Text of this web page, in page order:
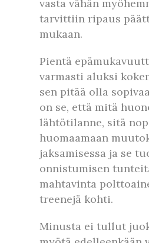
vasta vähän
tarvittiin ripaus
mukaan.
Pientä
varmasti aluksi
sen pitää olla
on se, että mitä
lähtötilanne, sitä
huomaamaan
jaksamisessa ja se
onnistumisen
mahtavinta
treenejä kohti.
Minusta ei tullut